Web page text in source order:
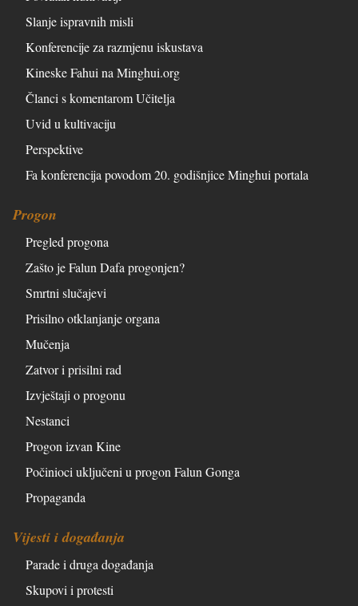
Slanje ispravnih misli
Konferencije za razmjenu iskustava
Kineske Fahui na Minghui.org
Članci s komentarom Učitelja
Uvid u kultivaciju
Perspektive
Fa konferencija povodom 20. godišnjice Minghui portala
Progon
Pregled progona
Zašto je Falun Dafa progonjen?
Smrtni slučajevi
Prisilno otklanjanje organa
Mučenja
Zatvor i prisilni rad
Izvještaji o progonu
Nestanci
Progon izvan Kine
Počinioci uključeni u progon Falun Gonga
Propaganda
Vijesti i događanja
Parade i druga događanja
Skupovi i protesti